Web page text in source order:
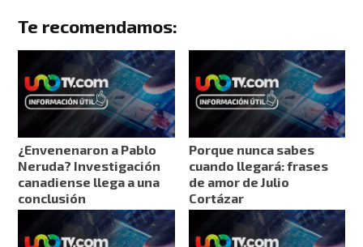
Te recomendamos:
¿Envenenaron a Pablo
Neruda? Investigación
canadiense llega a una
conclusión
Porque nunca sabes
cuando llegará: frases
de amor de Julio
Cortázar